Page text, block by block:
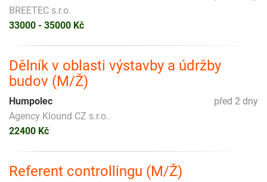
BREETEC s.r.o.
33000 - 35000 Kč
Dělník v oblasti výstavby a údržby
budov (M/Ž)
před 2 dny
Humpolec
Agency Klound CZ s.r.o.
22400 Kč
Referent controllingu (M/Ž)